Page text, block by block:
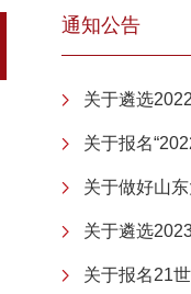
通知公告
关于遴选
关于报名
关于做好山
关于遴选
关于报名21